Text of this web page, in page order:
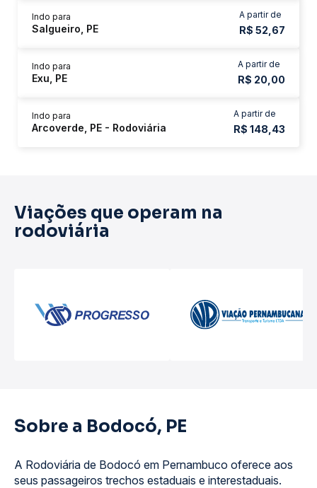
A partir de
R$ 52,67
Indo para
Salgueiro, PE
A partir de
R$ 20,00
Indo para
Exu, PE
A partir de
R$ 148,43
Indo para
Arcoverde, PE - Rodoviária
Viações que operam na
rodoviária
Sobre a Bodocó, PE
A Rodoviária de Bodocó em Pernambuco oferece aos
seus passageiros trechos estaduais e interestaduais.